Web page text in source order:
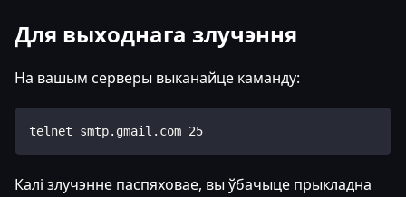
Для выходнага злучэння
На вашым серверы выканайце каманду:
telnet smtp.gmail.com 25
Калі злучэнне паспяховае, вы ўбачыце прыкладна